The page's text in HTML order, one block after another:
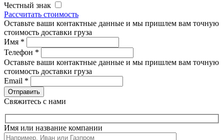
Честный знак
Рассчитать стоимость
Оставьте ваши контактные данные и мы пришлем вам точную
стоимость доставки груза
Имя *
Телефон *
Оставьте ваши контактные данные и мы пришлем вам точную
стоимость доставки груза
Email *
Свяжитесь с нами
Имя или название компании